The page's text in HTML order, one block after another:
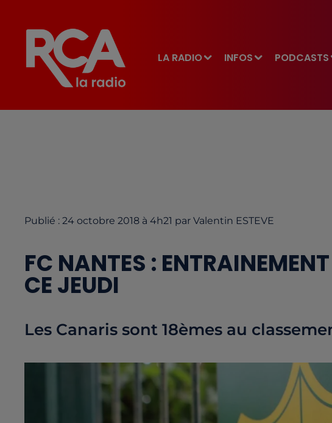
LA RADIO INFOS PODCASTS
Publié : 24 octobre 2018 à 4h21 par Valentin ESTEVE
FC NANTES :
CE JEUDI
Les Canaris sont 18èmes au